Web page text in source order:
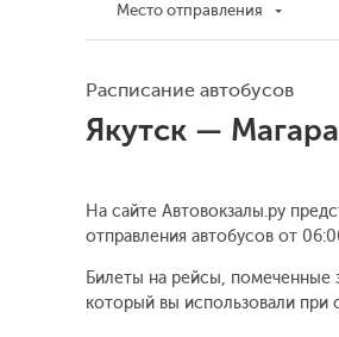
Место отправления
Расписание автобусов
Якутск —
На сайте Автовокзалы.ру
отправления автобусов от
Билеты на рейсы, помеченные
который вы использовали при